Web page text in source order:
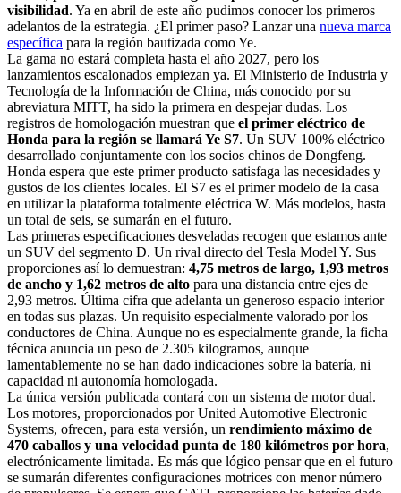
visibilidad. Ya en abril de este año pudimos conocer los primeros
adelantos de la estrategia. ¿El primer paso? Lanzar una nueva marca
específica para la región bautizada como Ye.
La gama no estará completa hasta el año 2027, pero los
lanzamientos escalonados empiezan ya. El Ministerio de Industria y
Tecnología de la Información de China, más conocido por su
abreviatura MITT, ha sido la primera en despejar dudas. Los
registros de homologación muestran que el primer eléctrico de
Honda para la región se llamará Ye S7. Un SUV 100% eléctrico
desarrollado conjuntamente con los socios chinos de Dongfeng.
Honda espera que este primer producto satisfaga las necesidades y
gustos de los clientes locales. El S7 es el primer modelo de la casa
en utilizar la plataforma totalmente eléctrica W. Más modelos, hasta
un total de seis, se sumarán en el futuro.
Las primeras especificaciones desveladas recogen que estamos ante
un SUV del segmento D. Un rival directo del Tesla Model Y. Sus
proporciones así lo demuestran: 4,75 metros de largo, 1,93 metros
de ancho y 1,62 metros de alto para una distancia entre ejes de
2,93 metros. Última cifra que adelanta un generoso espacio interior
en todas sus plazas. Un requisito especialmente valorado por los
conductores de China. Aunque no es especialmente grande, la ficha
técnica anuncia un peso de 2.305 kilogramos, aunque
lamentablemente no se han dado indicaciones sobre la batería, ni
capacidad ni autonomía homologada.
La única versión publicada contará con un sistema de motor dual.
Los motores, proporcionados por United Automotive Electronic
Systems, ofrecen, para esta versión, un rendimiento máximo de
470 caballos y una velocidad punta de 180 kilómetros por hora,
electrónicamente limitada. Es más que lógico pensar que en el futuro
se sumarán diferentes configuraciones motrices con menor número